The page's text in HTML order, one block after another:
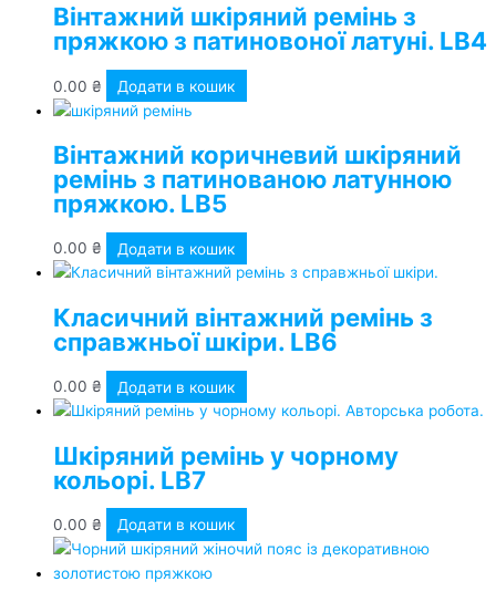
Вінтажний шкіряний ремінь з
пряжкою з патиновоної латуні. LB4
0.00 ₴ Додати в кошик
Вінтажний коричневий шкіряний
ремінь з патинованою латунною
пряжкою. LB5
0.00 ₴ Додати в кошик
Класичний вінтажний ремінь з
справжньої шкіри. LB6
0.00 ₴ Додати в кошик
Шкіряний ремінь у чорному
кольорі. LB7
0.00 ₴ Додати в кошик